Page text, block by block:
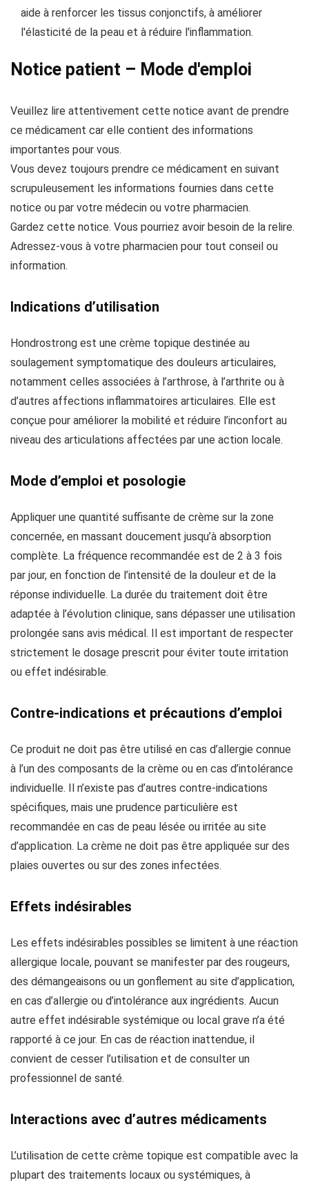
aide à renforcer les tissus conjonctifs, à améliorer
l'élasticité de la peau et à réduire l'inflammation.
Notice patient – Mode d'emploi
Veuillez lire attentivement cette notice avant de prendre
ce médicament car elle contient des informations
importantes pour vous.
Vous devez toujours prendre ce médicament en suivant
scrupuleusement les informations fournies dans cette
notice ou par votre médecin ou votre pharmacien.
Gardez cette notice. Vous pourriez avoir besoin de la relire.
Adressez-vous à votre pharmacien pour tout conseil ou
information.
Indications d’utilisation
Hondrostrong est une crème topique destinée au
soulagement symptomatique des douleurs articulaires,
notamment celles associées à l’arthrose, à l’arthrite ou à
d’autres affections inflammatoires articulaires. Elle est
conçue pour améliorer la mobilité et réduire l’inconfort au
niveau des articulations affectées par une action locale.
Mode d’emploi et posologie
Appliquer une quantité suffisante de crème sur la zone
concernée, en massant doucement jusqu’à absorption
complète. La fréquence recommandée est de 2 à 3 fois
par jour, en fonction de l’intensité de la douleur et de la
réponse individuelle. La durée du traitement doit être
adaptée à l’évolution clinique, sans dépasser une utilisation
prolongée sans avis médical. Il est important de respecter
strictement le dosage prescrit pour éviter toute irritation
ou effet indésirable.
Contre-indications et précautions d’emploi
Ce produit ne doit pas être utilisé en cas d’allergie connue
à l’un des composants de la crème ou en cas d’intolérance
individuelle. Il n’existe pas d’autres contre-indications
spécifiques, mais une prudence particulière est
recommandée en cas de peau lésée ou irritée au site
d’application. La crème ne doit pas être appliquée sur des
plaies ouvertes ou sur des zones infectées.
Effets indésirables
Les effets indésirables possibles se limitent à une réaction
allergique locale, pouvant se manifester par des rougeurs,
des démangeaisons ou un gonflement au site d’application,
en cas d’allergie ou d’intolérance aux ingrédients. Aucun
autre effet indésirable systémique ou local grave n’a été
rapporté à ce jour. En cas de réaction inattendue, il
convient de cesser l’utilisation et de consulter un
professionnel de santé.
Interactions avec d’autres médicaments
L’utilisation de cette crème topique est compatible avec la
plupart des traitements locaux ou systémiques, à